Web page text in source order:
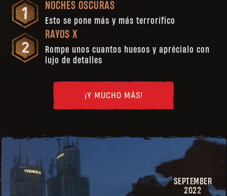
NOCHES OSCURAS
Esto se pone más y más terrorífico
RAYOS X
Rompe unos cuantos huesos y aprécialo con
lujo de detalles
¡Y MUCHO MÁS!
SEPTEMBER
2022